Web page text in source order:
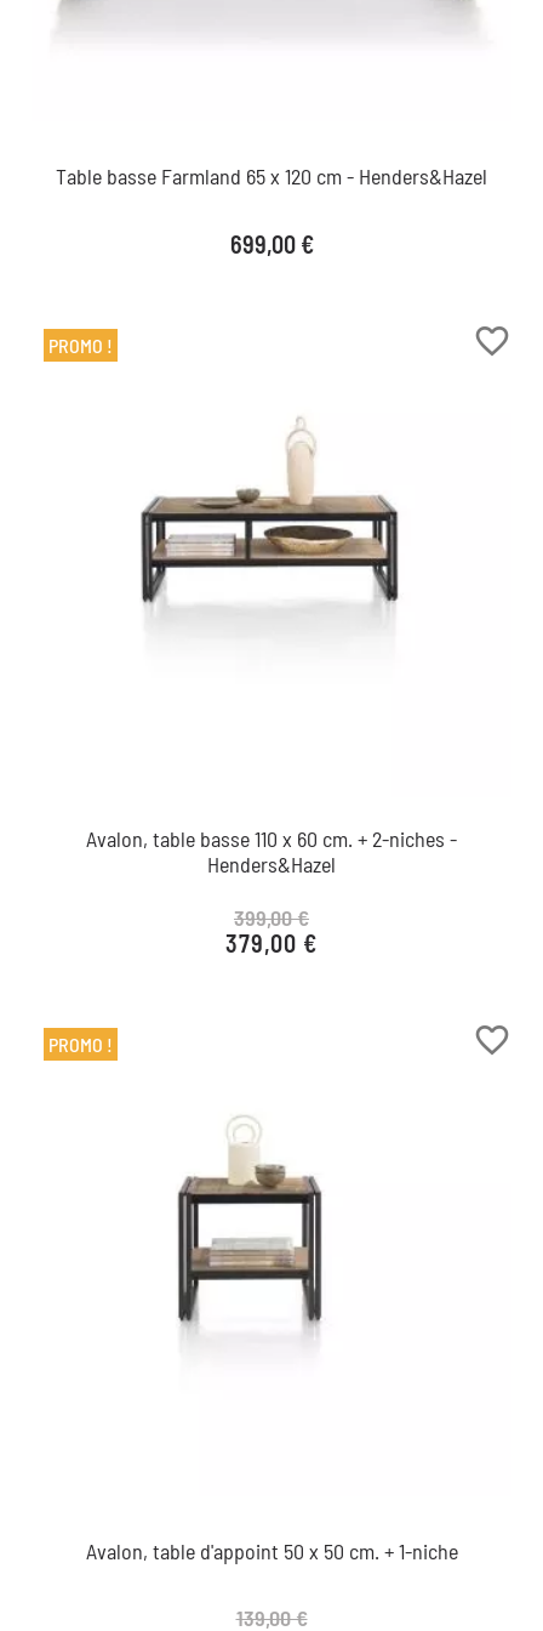
Table basse Farmland 65 x 120 cm - Henders&Hazel
Prix
699,00 €
favorite_border
Avalon, table basse 110 x 60 cm. + 2-niches -
Henders&Hazel
Prix de base
399,00 €
Prix
379,00 €
PROMO !
favorite_border
Avalon, table d'appoint 50 x 50 cm. + 1-niche
139,00 €
PROMO !